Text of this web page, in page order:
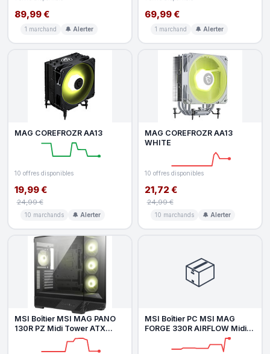
89,99 €
1 marchand 🔔 Alerter
69,99 €
1 marchand 🔔 Alerter
MAG COREFROZR AA13
10 offres disponibles
19,99 €
24,99 €
10 marchands 🔔 Alerter
MAG COREFROZR AA13
WHITE
10 offres disponibles
21,72 €
24,99 €
10 marchands 🔔 Alerter
MSI Boîtier MSI MAG PANO
130R PZ Midi Tower ATX
Black USB-C Ventilation
📦
MSI Boîtier PC MSI MAG
FORGE 330R AIRFLOW Midi
Tower Black Transparent